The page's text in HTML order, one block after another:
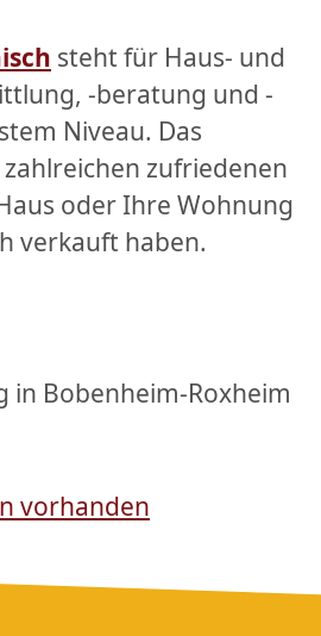
steht für Haus- und
-beratung und -
Niveau. Das
zufriedenen
oder Ihre Wohnung
verkauft haben.
vorhanden